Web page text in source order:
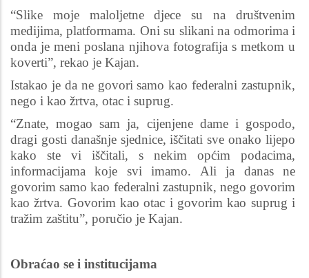
“Slike moje maloljetne djece su na društvenim
medijima, platformama. Oni su slikani na odmorima i
onda je meni poslana njihova fotografija s metkom u
koverti”, rekao je Kajan.
Istakao je da ne govori samo kao federalni zastupnik,
nego i kao žrtva, otac i suprug.
“Znate, mogao sam ja, cijenjene dame i gospodo,
dragi gosti današnje sjednice, iščitati sve onako lijepo
kako ste vi iščitali, s nekim općim podacima,
informacijama koje svi imamo. Ali ja danas ne
govorim samo kao federalni zastupnik, nego govorim
kao žrtva. Govorim kao otac i govorim kao suprug i
tražim zaštitu”, poručio je Kajan.
Obraćao se i institucijama